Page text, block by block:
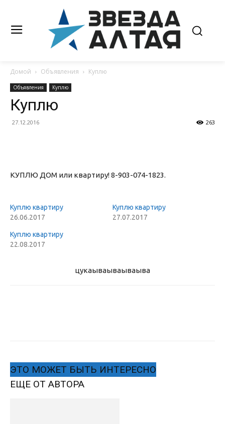
Домой Объявления Куплю
Объявления Куплю
Куплю
27.12.2016 263
КУПЛЮ ДОМ или квартиру! 8-903-074-1823.
Куплю квартиру
26.06.2017
Куплю квартиру
27.07.2017
Куплю квартиру
22.08.2017
цукаываываываыва
ЭТО МОЖЕТ БЫТЬ ИНТЕРЕСНО
ЕЩЕ ОТ АВТОРА